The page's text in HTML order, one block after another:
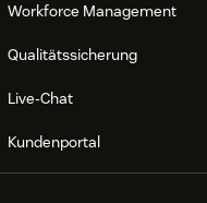
Workforce Management
Qualitätssicherung
Live-Chat
Kundenportal